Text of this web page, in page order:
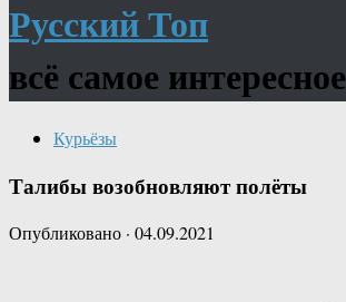
Русский Топ
всё самое интересное
Курьёзы
Талибы возобновляют полёты
Опубликовано · 04.09.2021